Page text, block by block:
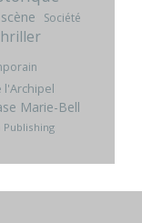
Société
l'Archipel
Marie-Bell